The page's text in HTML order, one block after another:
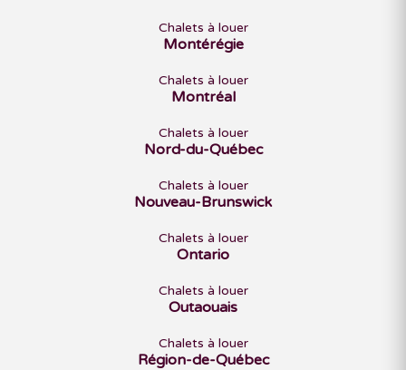
Chalets à louer
Montérégie
Chalets à louer
Montréal
Chalets à louer
Nord-du-Québec
Chalets à louer
Nouveau-Brunswick
Chalets à louer
Ontario
Chalets à louer
Outaouais
Chalets à louer
Région-de-Québec